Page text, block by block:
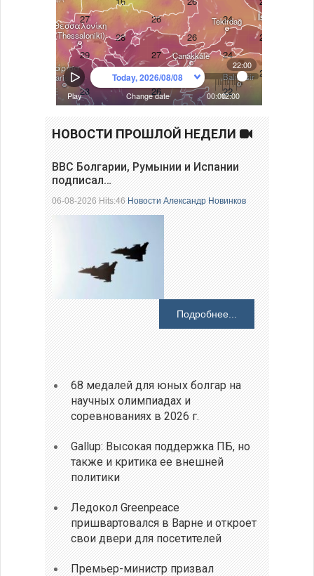
НОВОСТИ ПРОШЛОЙ НЕДЕЛИ
ВВС Болгарии, Румынии и Испании
подписал…
06-08-2026 Hits:46Новости Александр Новинков
Подробнее...
68 медалей для юных болгар на
научных олимпиадах и
соревнованиях в 2026 г.
Gallup: Высокая поддержка ПБ, но
также и критика ее внешней
политики
Ледокол Greenpeace
пришвартовался в Варне и откроет
свои двери для посетителей
Премьер-министр призвал